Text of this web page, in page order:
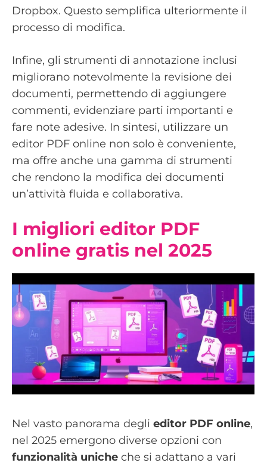
Dropbox. Questo semplifica ulteriormente il
processo di modifica.
Infine, gli strumenti di annotazione inclusi
migliorano notevolmente la revisione dei
documenti, permettendo di aggiungere
commenti, evidenziare parti importanti e
fare note adesive. In sintesi, utilizzare un
editor PDF online non solo è conveniente,
ma offre anche una gamma di strumenti
che rendono la modifica dei documenti
un’attività fluida e collaborativa.
I migliori editor PDF
online gratis nel 2025
Nel vasto panorama degli editor PDF online,
nel 2025 emergono diverse opzioni con
funzionalità uniche che si adattano a vari